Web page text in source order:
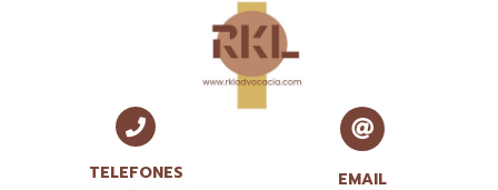
TELEFONES
EMAIL